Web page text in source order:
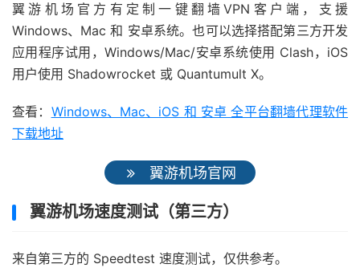
翼游机场官方有定制一键翻墙VPN客户端，支援
Windows、Mac 和 安卓系统。也可以选择搭配第三方开发
应用程序试用，Windows/Mac/安卓系统使用 Clash，iOS
用户使用 Shadowrocket 或 Quantumult X。
查看： Windows、Mac、iOS 和 安卓 全平台翻墙代理软件
下载地址
翼游机场官网
翼游机场速度测试（第三方）
来自第三方的 Speedtest 速度测试，仅供参考。